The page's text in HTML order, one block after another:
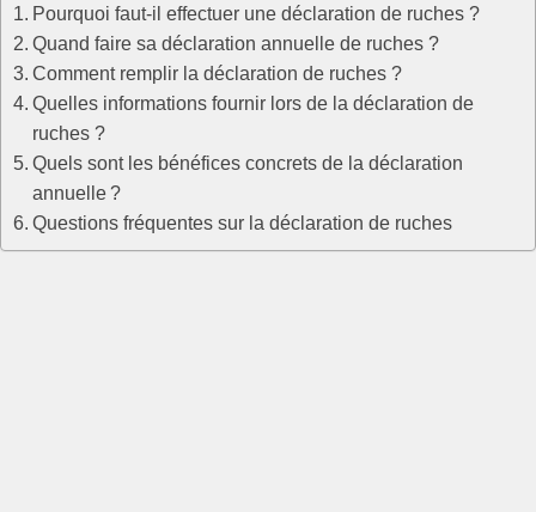
Pourquoi faut-il effectuer une déclaration de ruches ?
Quand faire sa déclaration annuelle de ruches ?
Comment remplir la déclaration de ruches ?
Quelles informations fournir lors de la déclaration de
ruches ?
Quels sont les bénéfices concrets de la déclaration
annuelle ?
Questions fréquentes sur la déclaration de ruches